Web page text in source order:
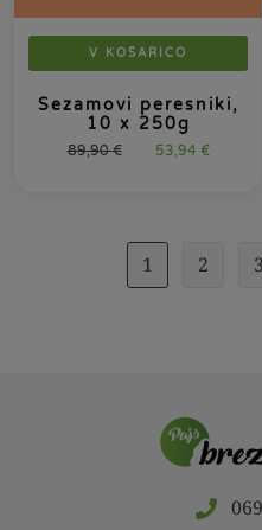
V KOŠARICO
Sezamovi peresniki,
10 x 250g
89,90€ 53,94 €
1 2 3